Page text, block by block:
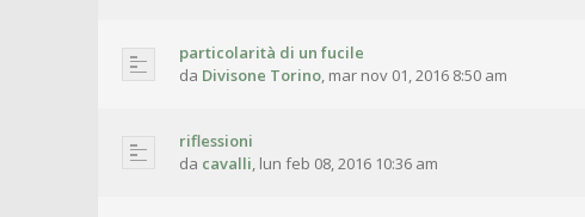
particolarità di un fucile
da Divisone Torino, mar nov 01, 2016 8:50 am
riflessioni
da cavalli, lun feb 08, 2016 10:36 am